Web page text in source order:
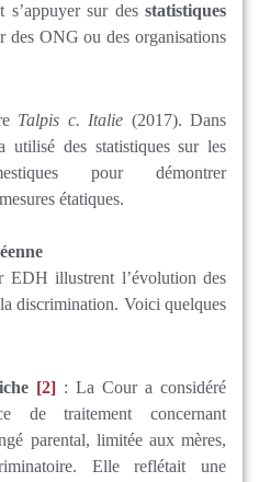
s’appuyer sur des statistiques
des ONG ou des organisations
Talpis c. Italie (2017). Dans
utilisé des statistiques sur les
pour démontrer
étatiques.
EDH illustrent l’évolution des
discrimination. Voici quelques
[2] : La Cour a considéré
de traitement concernant
parental, limitée aux mères,
Elle reflétait une